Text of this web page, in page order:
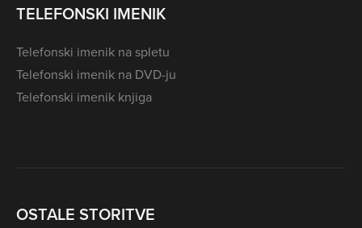
TELEFONSKI IMENIK
Telefonski imenik na spletu
Telefonski imenik na DVD-ju
Telefonski imenik knjiga
OSTALE STORITVE